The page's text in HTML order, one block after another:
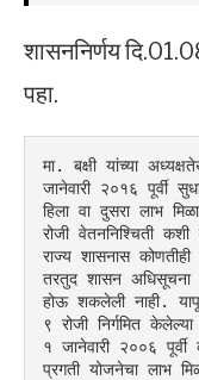
शासननिर्णय
पहा.
मा. बक्षी यांच्या
जानेवारी २०१६ पूर्वी
हिला वा दुसरा लाभ
रोजी वेतननिश्चिती कशी
राज्य शासनास
तरतुद शासन अधिसूचना
होऊ शकलेली नाही.
९ रोजी निर्गमित
१ जानेवारी २००६ पूर्वी
प्रगती योजनेचा लाभ